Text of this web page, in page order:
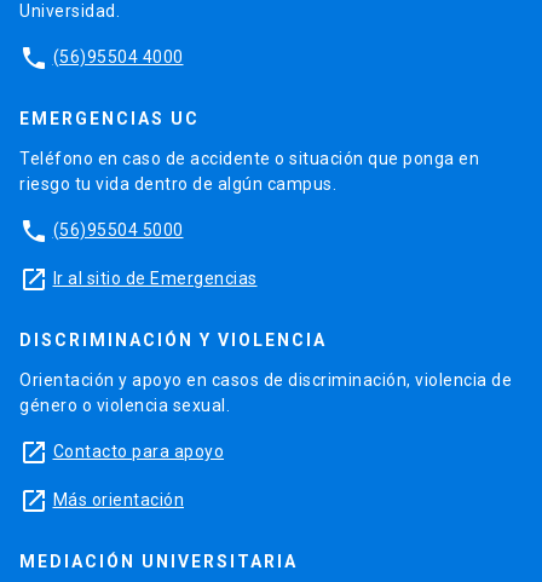
Universidad.
phone (56)95504 4000
EMERGENCIAS UC
Teléfono en caso de accidente o situación que ponga en
riesgo tu vida dentro de algún campus.
phone (56)95504 5000
launch Ir al sitio de Emergencias
DISCRIMINACIÓN Y VIOLENCIA
Orientación y apoyo en casos de discriminación, violencia de
género o violencia sexual.
launch Contacto para apoyo
launch Más orientación
MEDIACIÓN UNIVERSITARIA